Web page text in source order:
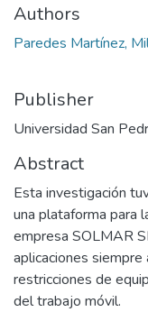
Authors
Paredes Martínez,
Publisher
Universidad San
Abstract
Esta investigación
una plataforma para
empresa SOLMAR
aplicaciones siempre
restricciones de
del trabajo móvil.